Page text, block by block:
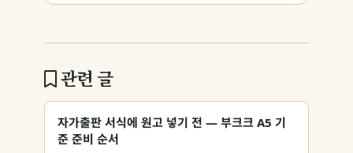
관련 글
자가출판 서식에 원고 넣기 전 — 부크크 A5 기
준 준비 순서